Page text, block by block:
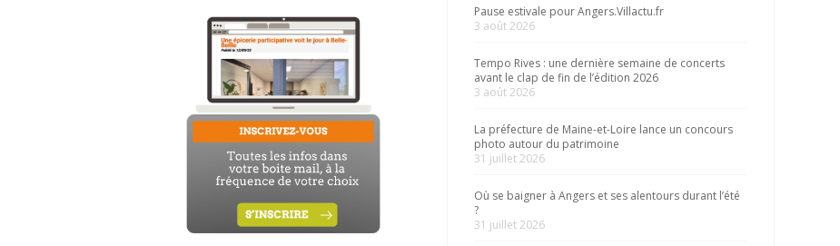
Pause estivale pour Angers.Villactu.fr
3 août 2026
Tempo Rives : une dernière semaine de concerts
avant le clap de fin de l’édition 2026
3 août 2026
La préfecture de Maine-et-Loire lance un concours
photo autour du patrimoine
31 juillet 2026
Où se baigner à Angers et ses alentours durant l’été
?
31 juillet 2026